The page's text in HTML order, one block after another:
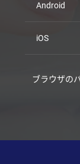
Android
iOS
ブラウザの